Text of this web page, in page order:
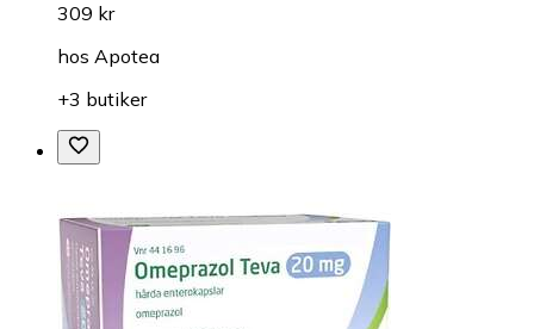
309 kr
hos Apotea
+3 butiker